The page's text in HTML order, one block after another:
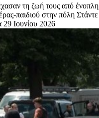
τη ζωή τους από
παιδιού στην πόλη
29 Ιουνίου 2026